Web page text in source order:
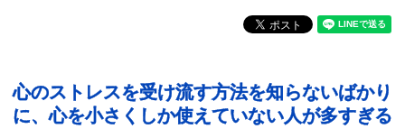
心のストレスを受け流す方法を知らないばかり
に、心を小さくしか使えていない人が多すぎる